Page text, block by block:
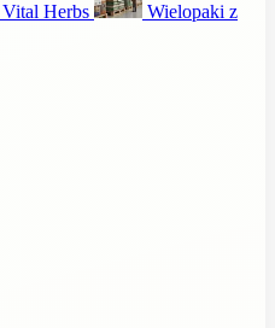
Vital Herbs
Wielopaki z